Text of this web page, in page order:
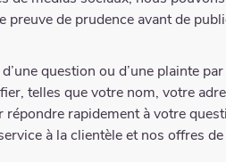
de prudence avant de
question ou d’une plainte
telles que votre nom, votre
rapidement à votre
à la clientèle et nos offres